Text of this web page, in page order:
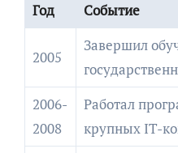
Год Событие
2005
Завершил
2006-
2008
Работал
крупных IT-